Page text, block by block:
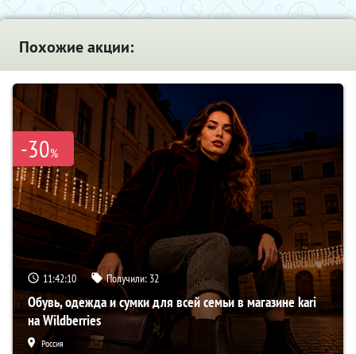
Похожие акции:
-30%
11:42:09 Получили: 32
Обувь, одежда и сумки для всей семьи в магазине kari
на Wildberries
Россия